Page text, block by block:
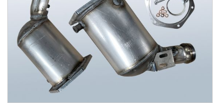
afbeeldingen-
gallerij